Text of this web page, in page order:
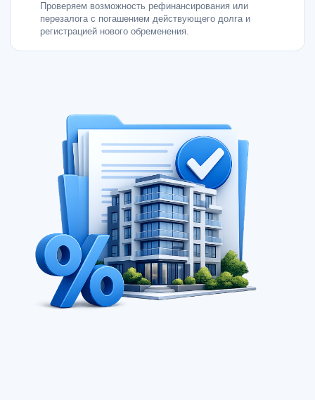
Проверяем возможность рефинансирования или
перезалога с погашением действующего долга и
регистрацией нового обременения.